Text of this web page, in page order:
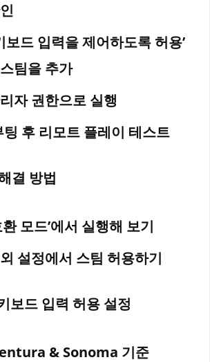
보드 입력을 제어하도록 허용’
팀을 추가
자 권한으로 실행
팅 후 리모트 플레이 테스트
결 방법
환 모드’에서 실행해 보기
설정에서 스팀 허용하기
보드 입력 허용 설정
& Sonoma 기준